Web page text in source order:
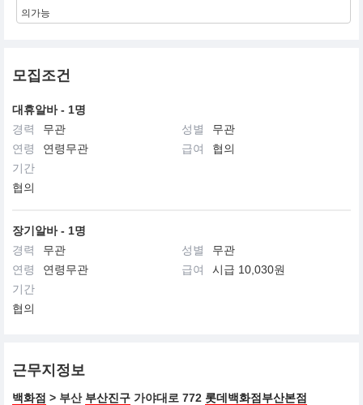
의가능
모집조건
대휴알바 - 1명
경력
무관 성별
무관
연령
연령무관 급여
협의
기간
협의
장기알바 - 1명
경력
무관 성별
무관
연령
연령무관 급여
시급 10,030원
기간
협의
근무지정보
백화점 > 부산 부산진구 가야대로 772 롯데백화점부산본점